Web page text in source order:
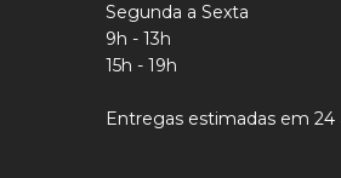
Segunda a Sexta
9h - 13h
15h - 19h
Entregas estimadas em